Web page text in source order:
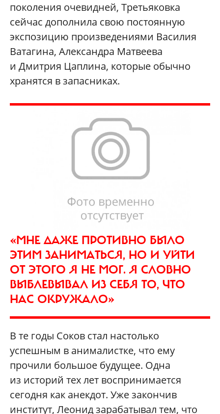
поколения очевидней, Третьяковка
сейчас дополнила свою постоянную
экспозицию произведениями Василия
Ватагина, Александра Матвеева
и Дмитрия Цаплина, которые обычно
хранятся в запасниках.
«МНЕ ДАЖЕ ПРОТИВНО БЫЛО
ЭТИМ ЗАНИМАТЬСЯ, НО И УЙТИ
ОТ ЭТОГО Я НЕ МОГ. Я СЛОВНО
ВЫБЛЕВЫВАЛ ИЗ СЕБЯ ТО, ЧТО
НАС ОКРУЖАЛО»
В те годы Соков стал настолько
успешным в анималистке, что ему
прочили большое будущее. Одна
из историй тех лет воспринимается
сегодня как анекдот. Уже закончив
институт, Леонид зарабатывал тем, что